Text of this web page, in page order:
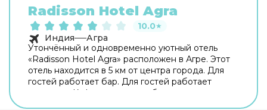
Radisson Hotel Agra
10.0★
Индия
Агра
Утончённый и одновременно уютный отель
«Radisson Hotel Agra» расположен в Агре. Этот
отель находится в 5 км от центра города. Для
гостей работает бар. Для гостей работает
ресторан. Кафе отеля — удобное место для